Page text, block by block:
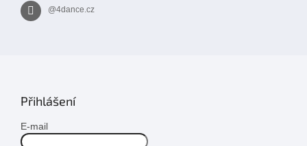
@4dance.cz
Přihlášení
E-mail